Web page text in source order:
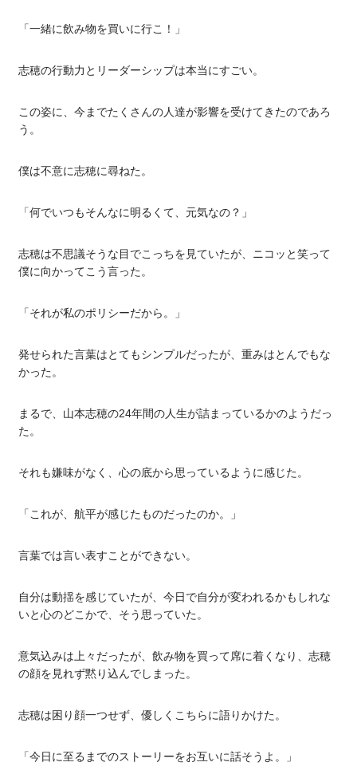
「一緒に飲み物を買いに行こ！」
志穂の行動力とリーダーシップは本当にすごい。
この姿に、今までたくさんの人達が影響を受けてきたのであろ
う。
僕は不意に志穂に尋ねた。
「何でいつもそんなに明るくて、元気なの？」
志穂は不思議そうな目でこっちを見ていたが、ニコッと笑って
僕に向かってこう言った。
「それが私のポリシーだから。」
発せられた言葉はとてもシンプルだったが、重みはとんでもな
かった。
まるで、山本志穂の24年間の人生が詰まっているかのようだっ
た。
それも嫌味がなく、心の底から思っているように感じた。
「これが、航平が感じたものだったのか。」
言葉では言い表すことができない。
自分は動揺を感じていたが、今日で自分が変われるかもしれな
いと心のどこかで、そう思っていた。
意気込みは上々だったが、飲み物を買って席に着くなり、志穂
の顔を見れず黙り込んでしまった。
志穂は困り顔一つせず、優しくこちらに語りかけた。
「今日に至るまでのストーリーをお互いに話そうよ。」